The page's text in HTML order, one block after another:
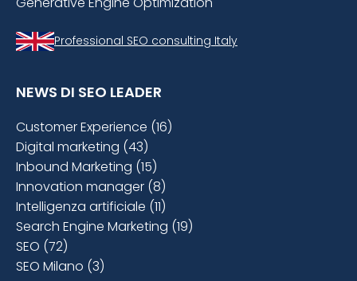
Professional SEO consulting Italy
NEWS DI SEO LEADER
Customer Experience (16)
Digital marketing (43)
Inbound Marketing (15)
Innovation manager (8)
Intelligenza artificiale (11)
Search Engine Marketing (19)
SEO (72)
SEO Milano (3)